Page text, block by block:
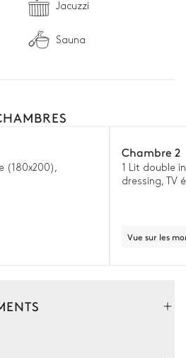
Jacuzzi
Sauna
(180x200),
Chambre 2
1 Lit double
dressing, TV
Vue sur les